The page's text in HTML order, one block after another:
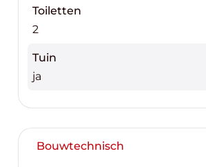
Toiletten
2
Tuin
ja
Bouwtechnisch